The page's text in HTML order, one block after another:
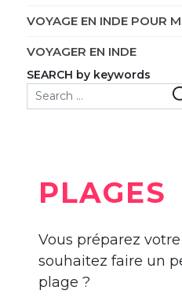
VOYAGE EN INDE POUR
VOYAGER EN INDE
SEARCH by keywords
Search for:
PLAGES
Vous préparez
souhaitez faire un
plage ?